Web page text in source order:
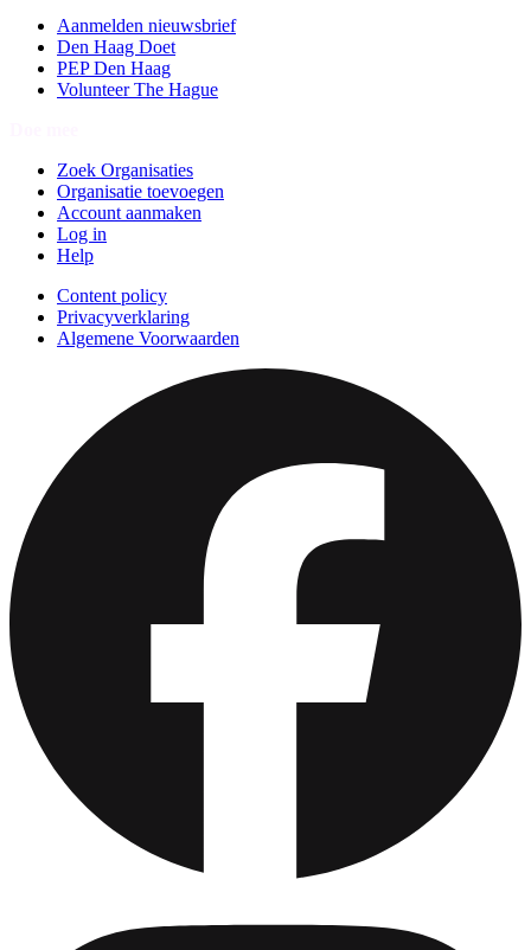
Aanmelden nieuwsbrief
Den Haag Doet
PEP Den Haag
Volunteer The Hague
Zoek Organisaties
Organisatie toevoegen
Account aanmaken
Log in
Help
Content policy
Privacyverklaring
Algemene Voorwaarden